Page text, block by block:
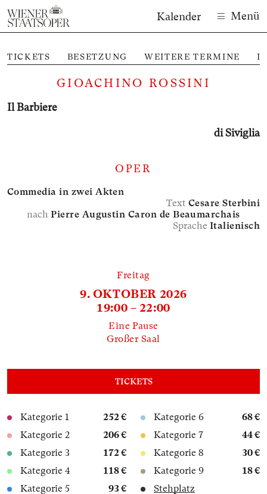
Kalender Menü
TICKETS BESETZUNG WEITERE TERMINE
GIOACHINO ROSSINI
Il Barbiere
di Siviglia
OPER
Commedia in zwei Akten
Text Cesare Sterbini
nachPierre Augustin Caron de Beaumarchais
Sprache Italienisch
Freitag
9. OKTOBER 2026
19:00 – 22:00
Eine Pause
Großer Saal
TICKETS
Kategorie 1
252 €
Kategorie 2
206 €
Kategorie 3
172 €
Kategorie 4
118 €
Kategorie 5
93 €
Kategorie 6
68 €
Kategorie 7
44 €
Kategorie 8
30 €
Kategorie 9
18 €
Stehplatz